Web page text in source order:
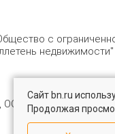
с
недвижимости"
ООО «УК «БН» 8
Сайт bn.ru
Продолжая